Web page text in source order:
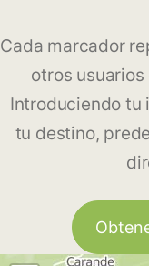
Cada marcador
otros
Introduciendo tu
tu destino,